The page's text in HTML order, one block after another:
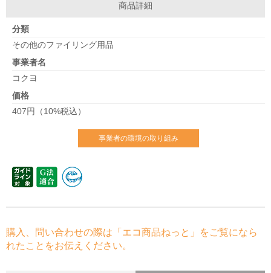
商品詳細
分類
その他のファイリング用品
事業者名
コクヨ
価格
407円（10%税込）
事業者の環境の取り組み
購入、問い合わせの際は「エコ商品ねっと」をご覧になら
れたことをお伝えください。